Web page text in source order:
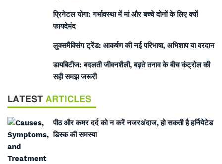
प्रिनेटल योगा: गर्भावस्था में मां और बच्चे दोनों के लिए क्यों
फायदेमंद
लुक्समैक्सिंग ट्रेंड: आकर्षण की नई परिभाषा, अभिशाप या वरदान
डायबिटीज: बदलती जीवनशैली, बढ़ते तनाव के बीच कंट्रोल की
सही समझ जरूरी
LATEST ARTICLES
पीठ और कमर दर्द को न करें नजरअंदाज, हो सकती है हर्नियेटेड
डिस्क की समस्या